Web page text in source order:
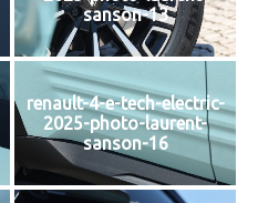
sanson-13
renault-4-e-tech-electric-
2025-photo-laurent-
sanson-16